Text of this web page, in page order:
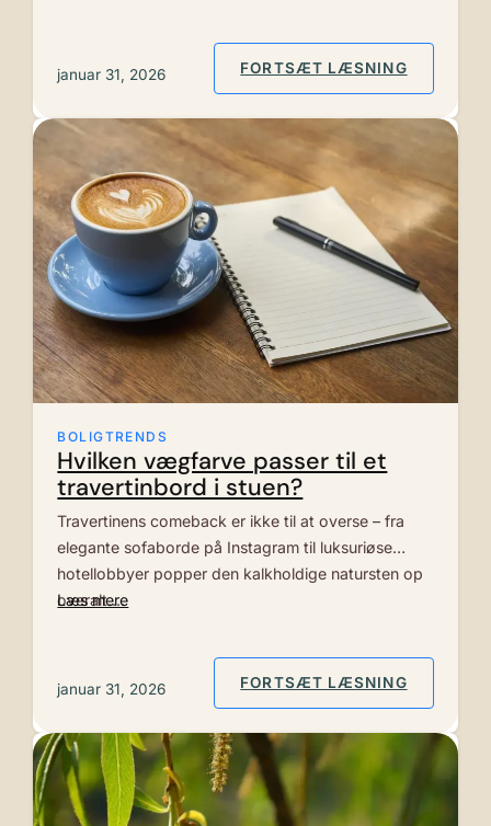
januar 31, 2026 FORTSÆT LÆSNING: HVILKE
BOLIGTRENDS
Hvilken vægfarve passer til et
travertinbord i stuen?
Travertinens comeback er ikke til at overse – fra
elegante sofaborde på Instagram til luksuriøse
hotellobbyer popper den kalkholdige natursten op
overalt.…
Læs mere
januar 31, 2026 FORTSÆT LÆSNING: